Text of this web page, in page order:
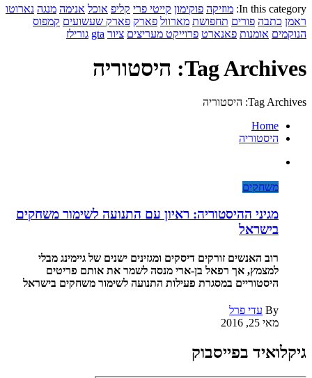
In this category: מוזיקה פוקימון קייטי פרי קליפ אוכל אנימה מנגה נארוטו
ראמן כתבה פורים תחפושת מארוול פארק פארק שעשועים קמפוס
הנוקמים אומנות פאנארט פרוייקט מעריצים ציור gta גורילז
Tag Archives: היסטוריה
Tag Archives: היסטוריה
Home
היסטוריה
משחקים
מגיני ההיסטוריה: ראיון עם התנועה לשימור משחקים
בישראל
רוב האנשים זורקים דיסקים ומגזינים ישנים של גיימינג מבלי
למצמץ, אך רפאל בן-ארי מנסה לשמר את אותם פריטים
היסטוריים במסגרת פעילות התנועה לשימור משחקים בישראל
By עדי פרל
מאי 25, 2016
גיקלואיד בפייסבוק